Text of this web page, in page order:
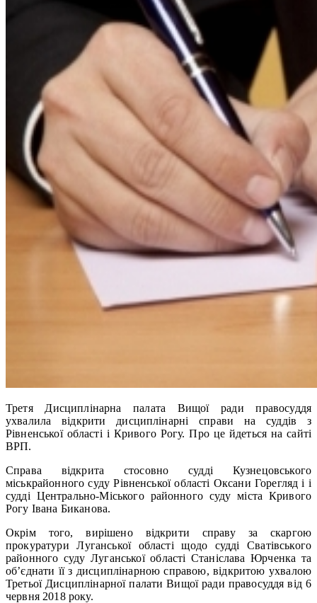
Третя Дисциплінарна палата Вищої ради правосуддя
ухвалила відкрити дисциплінарні справи на суддів з
Рівненської області і Кривого Рогу. Про це йдеться на сайті
ВРП.
Справа відкрита стосовно судді Кузнецовського
міськрайонного суду Рівненської області Оксани Горегляд і і
судді Центрально-Міського районного суду міста Кривого
Рогу Івана Биканова.
Окрім того, вирішено відкрити справу за скаргою
прокуратури Луганської області щодо судді Сватівського
районного суду Луганської області Станіслава Юрченка та
об’єднати її з дисциплінарною справою, відкритою ухвалою
Третьої Дисциплінарної палати Вищої ради правосуддя від 6
червня 2018 року.